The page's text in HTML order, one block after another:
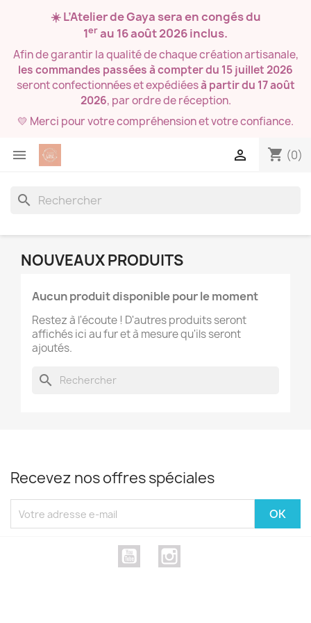
☀️ L’Atelier de Gaya sera en congés du
1erau 16 août 2026inclus.
Afin de garantir la qualité de chaque création artisanale,
les commandes passées à compter du 15 juillet 2026
seront confectionnées et expédiéesà partir du 17 août
2026, par ordre de réception.
💛 Merci pour votre compréhension et votre confiance.
 shopping_cart (0)

search
NOUVEAUX PRODUITS
Aucun produit disponible pour le moment
Restez à l'écoute ! D'autres produits seront
affichés ici au fur et à mesure qu'ils seront
ajoutés.
search
Recevez nos offres spéciales
YouTube